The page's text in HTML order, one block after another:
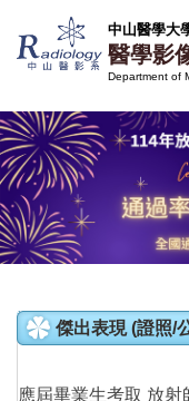
到
內
容
區
中山醫學大
醫學影
Department of
傑出表現 (證照/
應屆畢業生考取 放射